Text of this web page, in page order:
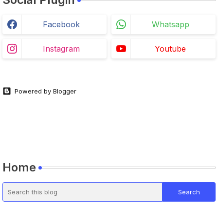
Facebook Whatsapp
Instagram Youtube
Powered by Blogger
Home